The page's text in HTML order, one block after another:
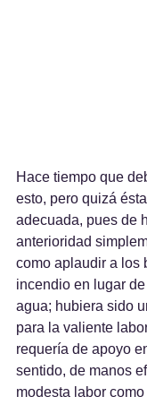
Hace tiempo que
esto, pero quizá
adecuada, pues de
anterioridad
como aplaudir a los
incendio en lugar
agua; hubiera sido
para la valiente
requería de apoyo
sentido, de manos
modesta labor